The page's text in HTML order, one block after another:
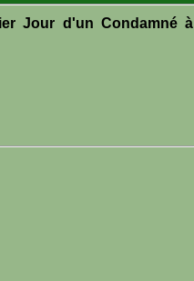
Jour d'un Condamné à